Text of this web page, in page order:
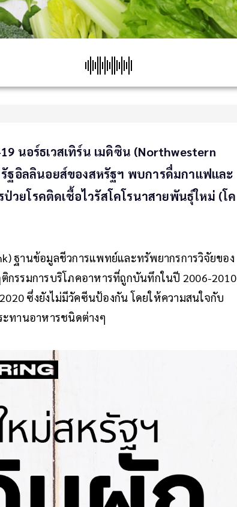
นอร์ธเวสเทิร์น เมดิซิน (Northwestern
ฐอิลลินอยส์ของสหรัฐฯ พบการดื่มกาแฟและ
ยโรคติดเชื้อไวรัสโคโรนาสายพันธุ์ใหม่ (โค
ฐานข้อมูลชีวการแพทย์และทรัพยากรการวิจัยของ
รรมการบริโภคอาหารที่ถูกบันทึกในปี 2006-2010
ซึ่งยังไม่มีวัคซีนป้องกัน โดยให้ความสนใจกับ
ทานอาหารชนิดต่างๆ